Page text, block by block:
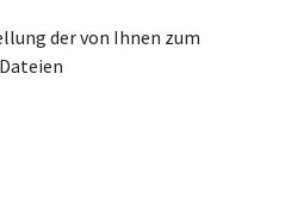
der von Ihnen zum